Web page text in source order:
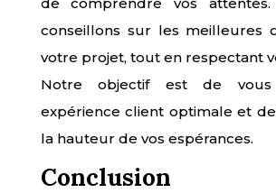
conseillons sur les meilleures
votre projet, tout en respectant
Notre objectif est de
expérience client optimale et
la hauteur de vos espérances.
Conclusion